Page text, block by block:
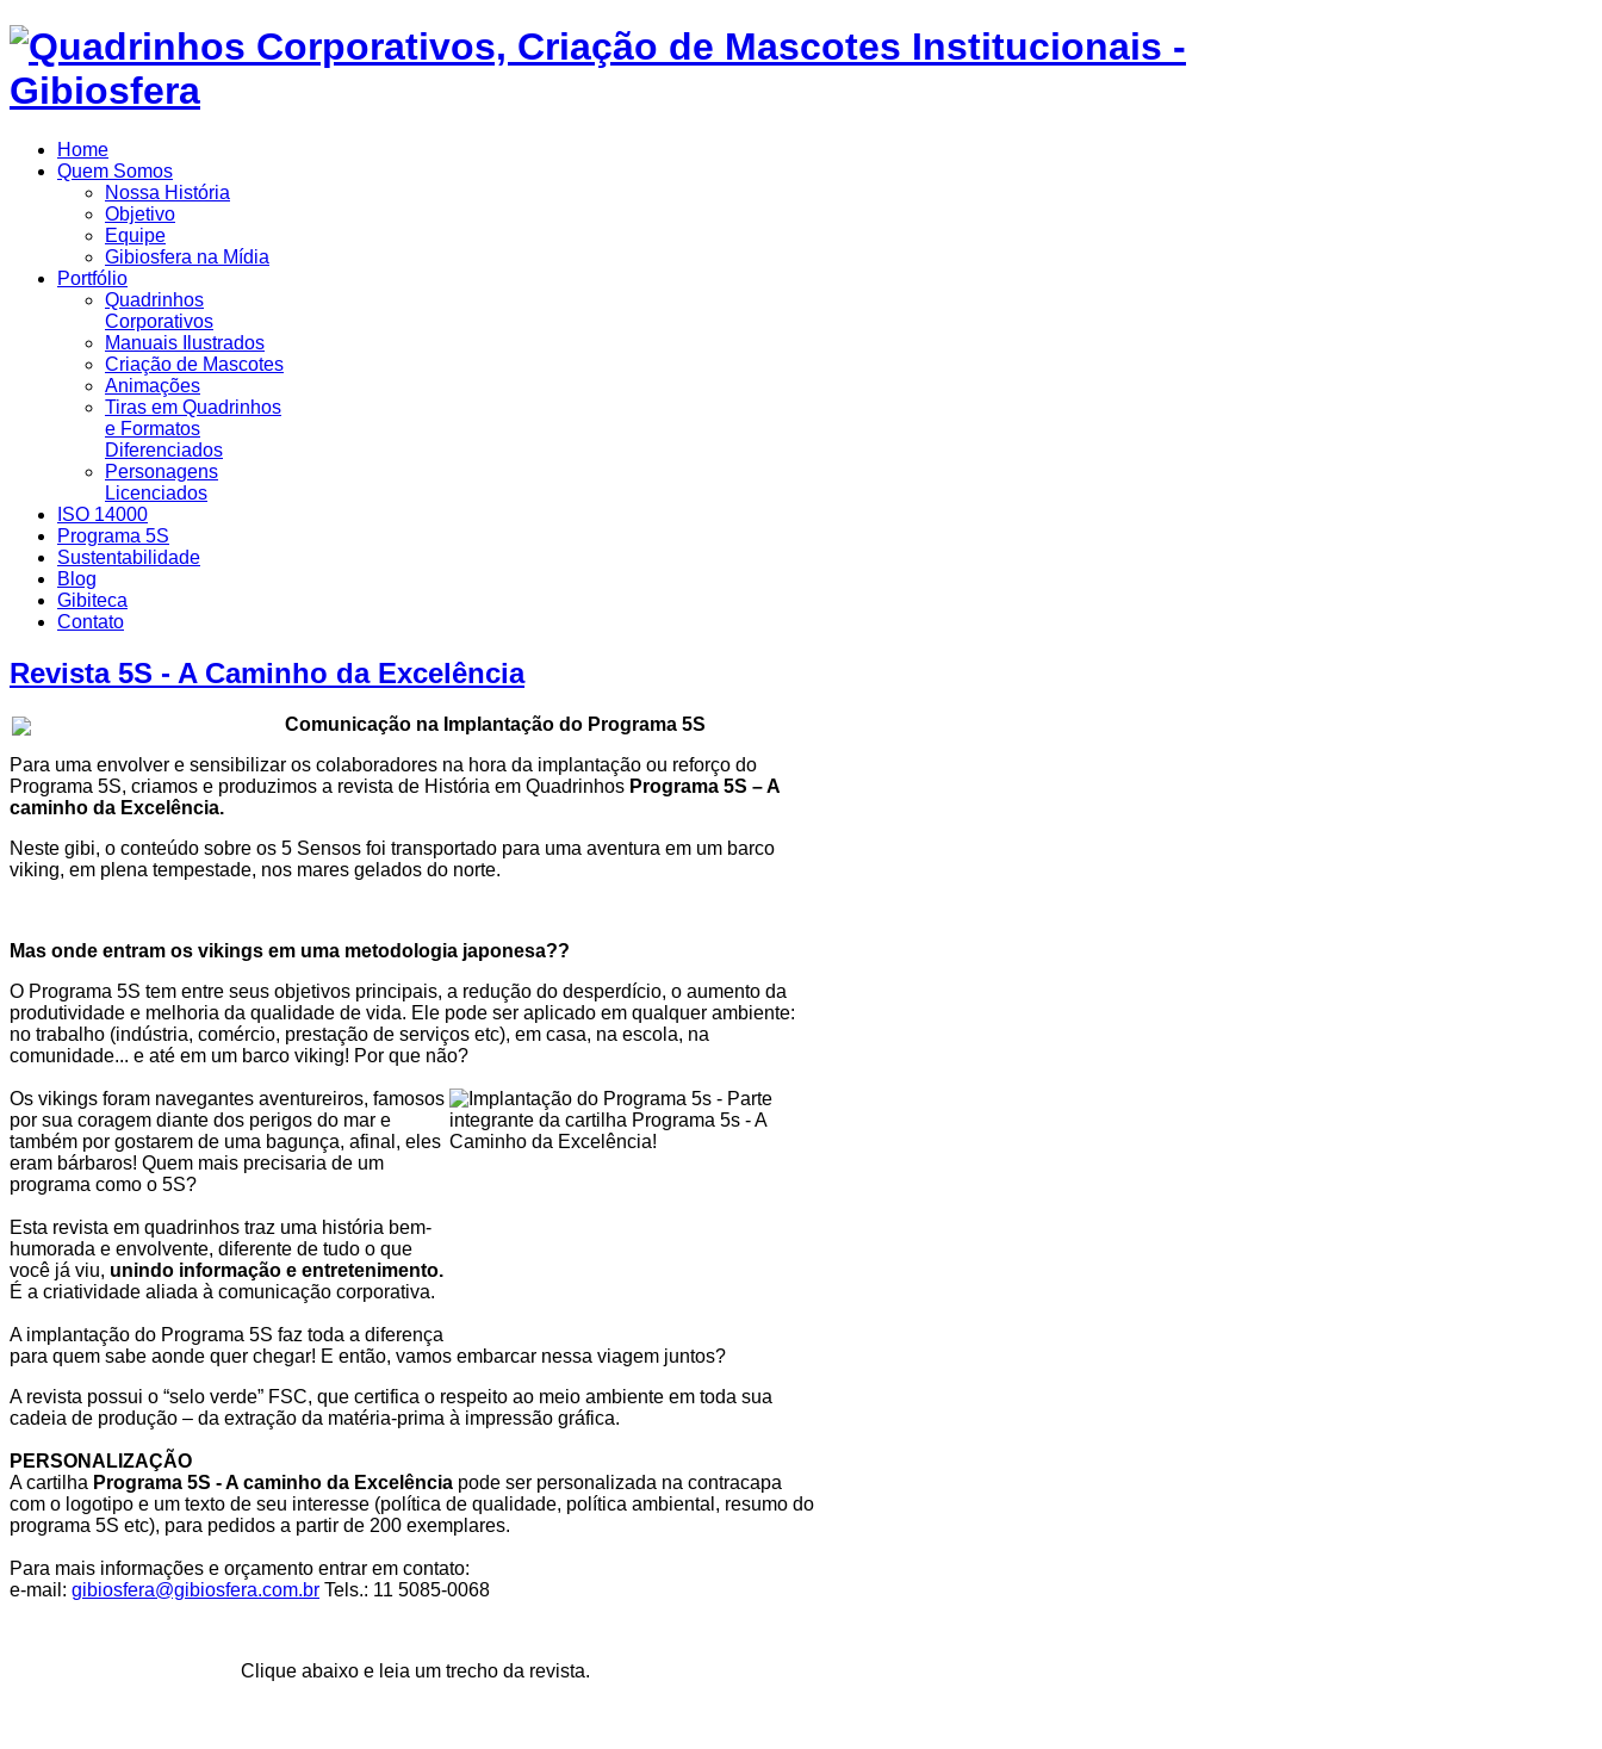
Home
Quem Somos
Nossa História
Objetivo
Equipe
Gibiosfera na Mídia
Portfólio
Quadrinhos
Corporativos
Manuais Ilustrados
Criação de Mascotes
Animações
Tiras em Quadrinhos
e Formatos
Diferenciados
Personagens
Licenciados
ISO 14000
Programa 5S
Sustentabilidade
Blog
Gibiteca
Contato
Revista 5S - A Caminho da Excelência
Comunicação na Implantação do Programa 5S
Para uma envolver e sensibilizar os colaboradores na hora da implantação ou reforço do
Programa 5S, criamos e produzimos a revista de História em Quadrinhos Programa 5S – A
caminho da Excelência.
Neste gibi, o conteúdo sobre os 5 Sensos foi transportado para uma aventura em um barco
viking, em plena tempestade, nos mares gelados do norte.
Mas onde entram os vikings em uma metodologia japonesa??
O Programa 5S tem entre seus objetivos principais, a redução do desperdício, o aumento da
produtividade e melhoria da qualidade de vida. Ele pode ser aplicado em qualquer ambiente:
no trabalho (indústria, comércio, prestação de serviços etc), em casa, na escola, na
comunidade... e até em um barco viking! Por que não?
Os vikings foram navegantes aventureiros, famosos
por sua coragem diante dos perigos do mar e
também por gostarem de uma bagunça, afinal, eles
eram bárbaros! Quem mais precisaria de um
programa como o 5S?
Esta revista em quadrinhos traz uma história bem-
humorada e envolvente, diferente de tudo o que
você já viu, unindo informação e entretenimento.
É a criatividade aliada à comunicação corporativa.
A implantação do Programa 5S faz toda a diferença
para quem sabe aonde quer chegar! E então, vamos embarcar nessa viagem juntos?
A revista possui o “selo verde” FSC, que certifica o respeito ao meio ambiente em toda sua
cadeia de produção – da extração da matéria-prima à impressão gráfica.
PERSONALIZAÇÃO
A cartilha Programa 5S - A caminho da Excelência pode ser personalizada na contracapa
com o logotipo e um texto de seu interesse (política de qualidade, política ambiental, resumo do
programa 5S etc), para pedidos a partir de 200 exemplares.
Para mais informações e orçamento entrar em contato:
e-mail: gibiosfera@gibiosfera.com.br Tels.: 11 5085-0068
Clique abaixo e leia um trecho da revista.